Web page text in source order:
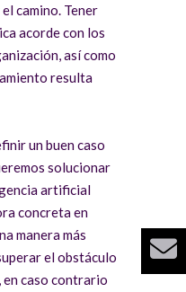
camino. Tener
acorde con los
así como
resulta
un buen caso
solucionar
artificial
concreta en
manera más
el obstáculo
en caso contrario